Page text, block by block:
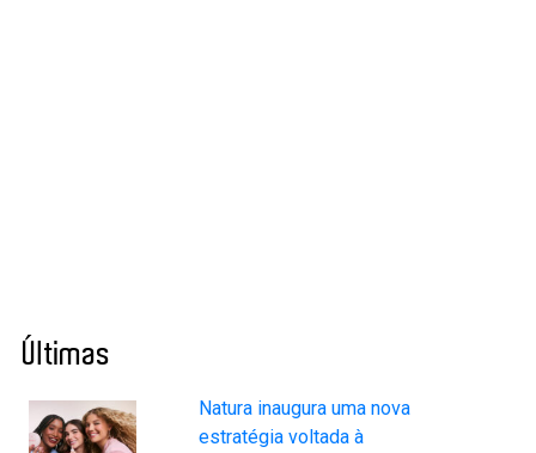
Últimas
Natura inaugura uma nova
estratégia voltada à